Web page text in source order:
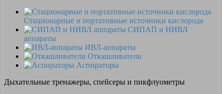
Стационарные и портативные источники кислорода
СИПАП и НИВЛ
аппараты
ИВЛ-аппараты
Откашливатели
Аспираторы
Дыхательные тренажеры, спейсеры и пикфлуометры